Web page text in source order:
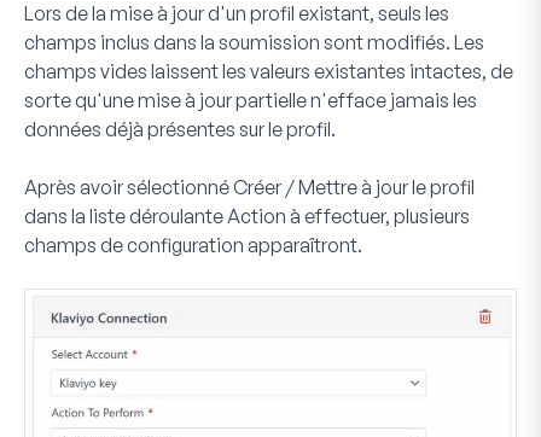
Lors de la mise à jour d'un profil existant, seuls les
champs inclus dans la soumission sont modifiés. Les
champs vides laissent les valeurs existantes intactes, de
sorte qu'une mise à jour partielle n'efface jamais les
données déjà présentes sur le profil.
Après avoir sélectionné Créer / Mettre à jour le profil
dans la liste déroulante Action à effectuer, plusieurs
champs de configuration apparaîtront.